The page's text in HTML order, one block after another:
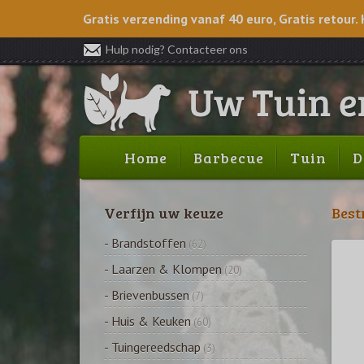
Gratis verzending vanaf 40 euro, Gratis retour.
Hulp nodig? Contacteer ons
Home Barbecue Tuin
Verfijn uw keuze
- Brandstoffen (62)
- Laarzen & Klompen (20)
- Brievenbussen (7)
- Huis & Keuken (60)
- Tuingereedschap (3)